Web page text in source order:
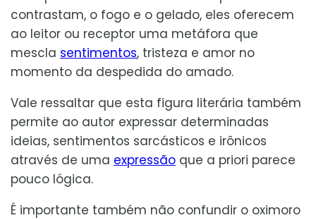
contrastam, o fogo e o gelado, eles oferecem
ao leitor ou receptor uma metáfora que
mescla sentimentos, tristeza e amor no
momento da despedida do amado.
Vale ressaltar que esta figura literária também
permite ao autor expressar determinadas
ideias, sentimentos sarcásticos e irônicos
através de uma expressão que a priori parece
pouco lógica.
É importante também não confundir o oximoro